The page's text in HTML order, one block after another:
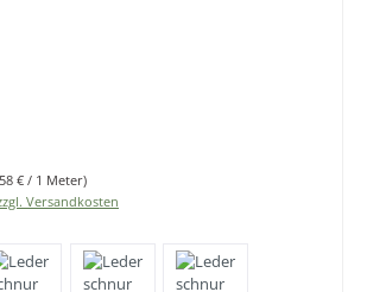
€ / 1 Meter)
Versandkosten